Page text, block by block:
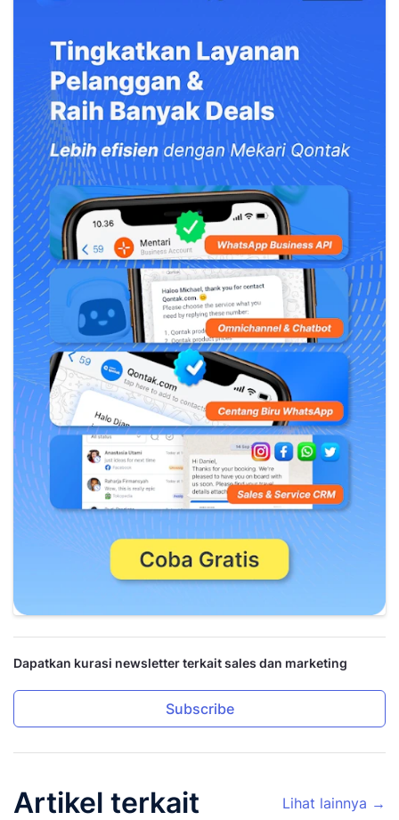
Dapatkan kurasi newsletter terkait sales dan marketing
Subscribe
Artikel terkait Lihat lainnya →